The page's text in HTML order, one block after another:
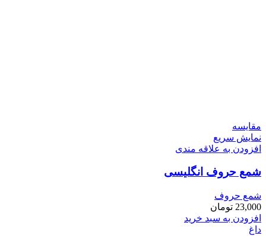
مقايسه
نمایش سریع
افزودن به علاقه مندی
شمع حروف انگلیسی
شمع حروف
23,000 تومان
افزودن به سبد خرید
داغ